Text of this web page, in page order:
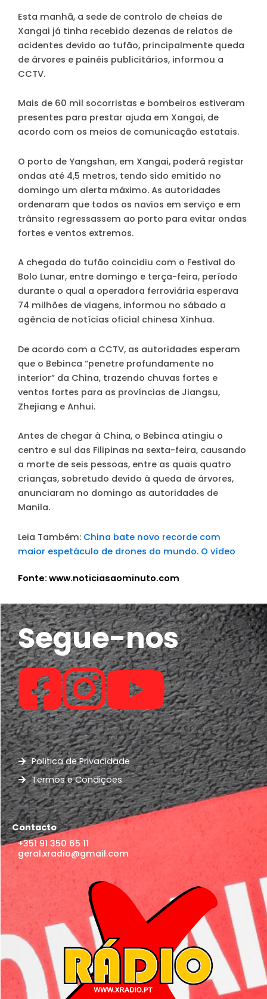
Esta manhã, a sede de controlo de cheias de
Xangai já tinha recebido dezenas de relatos de
acidentes devido ao tufão, principalmente queda
de árvores e painéis publicitários, informou a
CCTV.
Mais de 60 mil socorristas e bombeiros estiveram
presentes para prestar ajuda em Xangai, de
acordo com os meios de comunicação estatais.
O porto de Yangshan, em Xangai, poderá registar
ondas até 4,5 metros, tendo sido emitido no
domingo um alerta máximo. As autoridades
ordenaram que todos os navios em serviço e em
trânsito regressassem ao porto para evitar ondas
fortes e ventos extremos.
A chegada do tufão coincidiu com o Festival do
Bolo Lunar, entre domingo e terça-feira, período
durante o qual a operadora ferroviária esperava
74 milhões de viagens, informou no sábado a
agência de notícias oficial chinesa Xinhua.
De acordo com a CCTV, as autoridades esperam
que o Bebinca “penetre profundamente no
interior” da China, trazendo chuvas fortes e
ventos fortes para as províncias de Jiangsu,
Zhejiang e Anhui.
Antes de chegar à China, o Bebinca atingiu o
centro e sul das Filipinas na sexta-feira, causando
a morte de seis pessoas, entre as quais quatro
crianças, sobretudo devido à queda de árvores,
anunciaram no domingo as autoridades de
Manila.
Leia Também: China bate novo recorde com
maior espetáculo de drones do mundo. O vídeo
Fonte: www.noticiasaominuto.com
Segue-nos
Política de Privacidade
Termos e Condições
Contacto
+351 91 350 65 11
geral.xradio@gmail.com